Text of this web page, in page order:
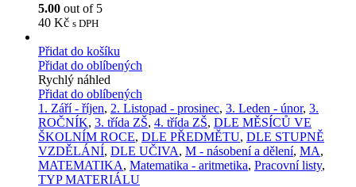
5.00 out of 5
40 Kč s DPH
Přidat do košíku
Přidat do oblíbených
Rychlý náhled
Přidat do oblíbených
1. Září - říjen, 2. Listopad - prosinec, 3. Leden - únor, 3.
ROČNÍK, 3. třída ZŠ, 4. třída ZŠ, DLE MĚSÍCŮ VE
ŠKOLNÍM ROCE, DLE PŘEDMĚTU, DLE STUPNĚ
VZDĚLÁNÍ, DLE UČIVA, M - násobení a dělení, MA,
MATEMATIKA, Matematika - aritmetika, Pracovní listy,
TYP MATERIÁLU